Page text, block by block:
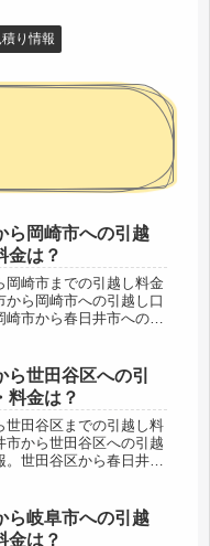
り情報
ら岡崎市への引越
金は？
岡崎市までの引越し料金
から岡崎市への引越し口
崎市から春日井市への引
います。岡崎ICがあるの
すぐ行けば到着します
ら世田谷区への引
料金は？
世田谷区までの引越し料
市から世田谷区への引越
。世田谷区から春日井市
離になります。片道で約
かるので、最短でも荷...
ら岐阜市への引越
金は？